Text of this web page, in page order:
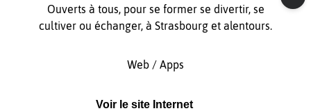
Ouverts à tous, pour se former se divertir, se
cultiver ou échanger, à Strasbourg et alentours.
Web / Apps
Voir le site Internet